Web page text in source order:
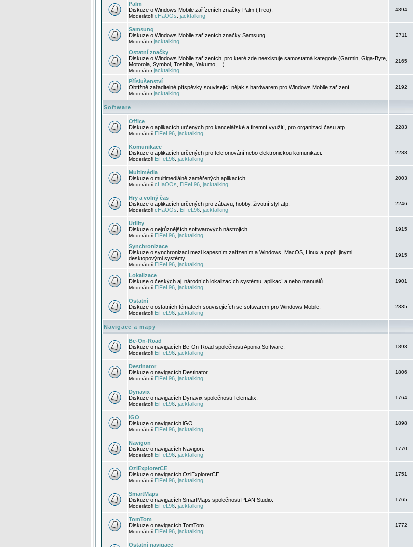
Palm
Diskuze o Windows Mobile zařízeních značky Palm (Treo).
Moderátoři cHaOOs jacktalking
4894
Samsung
Diskuze o Windows Mobile zařízeních značky Samsung.
Moderátorjacktalking
2711
Ostatní značky
Diskuze o Windows Mobile zařízeních, pro které zde neexistuje samostatná kategorie (Garmin, Giga-Byte,
Motorola, Symbol, Toshiba, Yakumo, ...).
Moderátorjacktalking
2165
Příslušenství
Obtížně zařaditelné příspěvky související nějak s hardwarem pro Windows Mobile zařízení.
Moderátorjacktalking
2192
Software
Office
Diskuze o aplikacích určených pro kancelářské a firemní využití, pro organizaci času atp.
Moderátoři EiFeL96 jacktalking
2283
Komunikace
Diskuze o aplikacích určených pro telefonování nebo elektronickou komunikaci.
Moderátoři EiFeL96 jacktalking
2288
Multimédia
Diskuze o multimediálně zaměřených aplikacích.
Moderátoři cHaOOs EiFeL96 jacktalking
2003
Hry a volný čas
Diskuze o aplikacích určených pro zábavu, hobby, životní styl atp.
Moderátoři cHaOOs EiFeL96 jacktalking
2246
Utility
Diskuze o nejrůznějších softwarových nástrojích.
Moderátoři EiFeL96 jacktalking
1915
Synchronizace
Diskuze o synchronizaci mezi kapesním zařízením a Windows, MacOS, Linux a popř. jinými
desktopovými systémy.
Moderátoři EiFeL96 jacktalking
1915
Lokalizace
Diskuse o českých aj. národních lokalizacích systému, aplikací a nebo manuálů.
Moderátoři EiFeL96 jacktalking
1901
Ostatní
Diskuze o ostatních tématech souvisejících se softwarem pro Windows Mobile.
Moderátoři EiFeL96 jacktalking
2335
Navigace a mapy
Be-On-Road
Diskuze o navigacích Be-On-Road společnosti Aponia Software.
Moderátoři EiFeL96 jacktalking
1893
Destinator
Diskuze o navigacích Destinator.
Moderátoři EiFeL96 jacktalking
1806
Dynavix
Diskuze o navigacích Dynavix společnosti Telematix.
Moderátoři EiFeL96 jacktalking
1764
iGO
Diskuze o navigacích iGO.
Moderátoři EiFeL96 jacktalking
1898
Navigon
Diskuze o navigacích Navigon.
Moderátoři EiFeL96 jacktalking
1770
OziExplorerCE
Diskuze o navigacích OziExplorerCE.
Moderátoři EiFeL96 jacktalking
1751
SmartMaps
Diskuze o navigacích SmartMaps společnosti PLAN Studio.
Moderátoři EiFeL96 jacktalking
1765
TomTom
Diskuze o navigacích TomTom.
Moderátoři EiFeL96 jacktalking
1772
Ostatní navigace